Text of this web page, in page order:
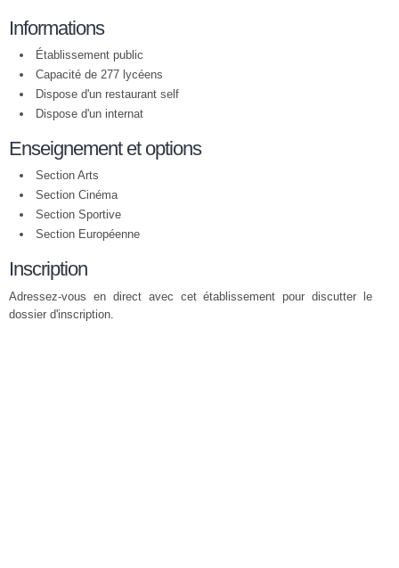
Informations
Établissement public
Capacité de 277 lycéens
Dispose d'un restaurant self
Dispose d'un internat
Enseignement et options
Section Arts
Section Cinéma
Section Sportive
Section Européenne
Inscription
Adressez-vous en direct avec cet établissement pour discutter le
dossier d'inscription.